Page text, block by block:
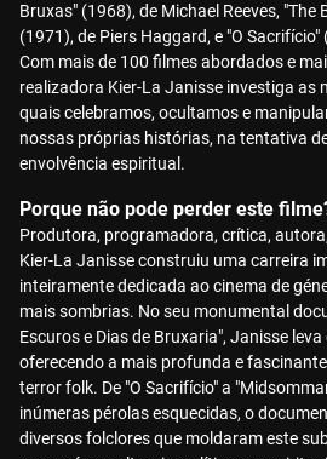
Bruxas" (1968), de Michael Reeves, "The
(1971), de Piers Haggard, e "O
Com mais de 100 filmes abordados e
realizadora Kier-La Janisse investiga as
quais celebramos, ocultamos e
nossas próprias histórias, na tentativa
envolvência espiritual.
Porque não pode perder este
Produtora, programadora, crítica,
Kier-La Janisse construiu uma carreira
inteiramente dedicada ao cinema de
mais sombrias. No seu monumental
Escuros e Dias de Bruxaria", Janisse
oferecendo a mais profunda e
terror folk. De "O Sacrifício" a
inúmeras pérolas esquecidas, o
diversos folclores que moldaram este